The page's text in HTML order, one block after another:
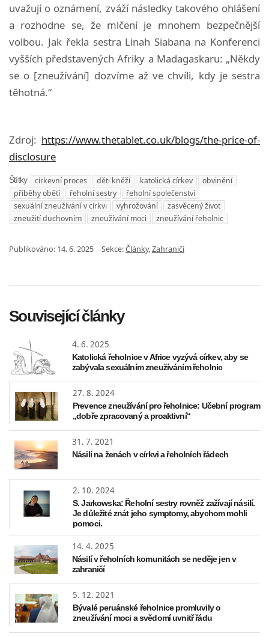
uvažují o oznámení, zváží následky takového ohlášení
a rozhodne se, že mlčení je mnohem bezpečnější
volbou. Jak řekla sestra Linah Siabana na Konferenci
vyšších představených Afriky a Madagaskaru: „Někdy
se o [zneužívání] dozvíme až ve chvíli, kdy je sestra
těhotná.“
Zdroj: https://www.thetablet.co.uk/blogs/the-price-of-
disclosure
Štítky církevní proces děti kněží katolická církev
obvinění
příběhy obětí
řeholní sestry
řeholní společenství
sexuální zneužívání v církvi
vyhrožování
zasvěcený život
zneužití duchovním
zneužívání moci zneužívání řeholnic
Publikováno: 14. 6. 2025 Sekce:Články,Zahraničí
Související články
4. 6. 2025
Katolická řeholnice v Africe vyzývá církev, aby se
zabývala sexuálním zneužíváním řeholnic
27. 8. 2024
Prevence zneužívání pro řeholnice: Učební program
„dobře zpracovaný a proaktivní“
31. 7. 2021
Násilí na ženách v církvi a řeholních řádech
2. 10. 2024
S. Jarkowska: Řeholní sestry rovněž zažívají násilí.
Je důležité znát jeho symptomy, abychom mohli
pomoci.
14. 4. 2025
Násilí v řeholních komunitách se neděje jen v
zahraničí
5. 12. 2021
Bývalé peruánské řeholnice promluvily o
zneužívání moci a svědomí uvnitř řádu